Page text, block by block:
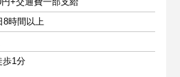
8時間以上
歩1分